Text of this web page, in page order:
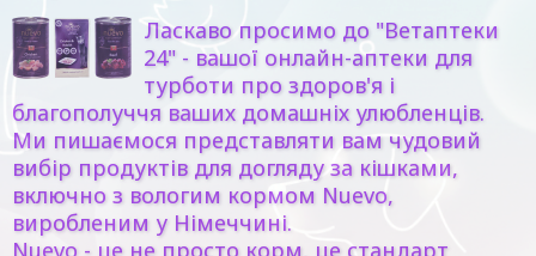
Ласкаво просимо до "Ветаптеки
24" - вашої онлайн-аптеки для
турботи про здоров'я і
благополуччя ваших домашніх улюбленців.
Ми пишаємося представляти вам чудовий
вибір продуктів для догляду за кішками,
включно з вологим кормом Nuevo,
виробленим у Німеччині.
Nuevo - це не просто корм, це стандарт